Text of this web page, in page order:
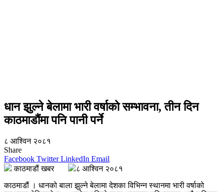
धान झुल्ने बेलामा भारी वर्षाको सम्भावना, तीन दिन
काठमाडौंमा पनि पानी पर्ने
८ आश्विन २०८१
Share
Facebook Twitter LinkedIn Email
काठमाडौं खबर
८ आश्विन २०८१
काठमाडौं । धानको बाला झुल्ने बेलामा देशका विभिन्न स्थानमा भारी वर्षाको